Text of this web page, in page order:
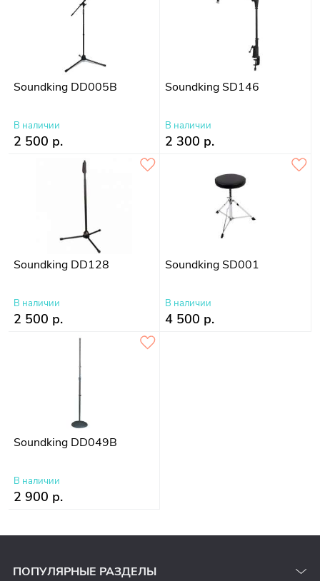
Soundking DD005B
В наличии
2 500 р.
Soundking SD146
В наличии
2 300 р.
Soundking DD128
В наличии
2 500 р.
Soundking SD001
В наличии
4 500 р.
Soundking DD049B
В наличии
2 900 р.
ПОПУЛЯРНЫЕ РАЗДЕЛЫ